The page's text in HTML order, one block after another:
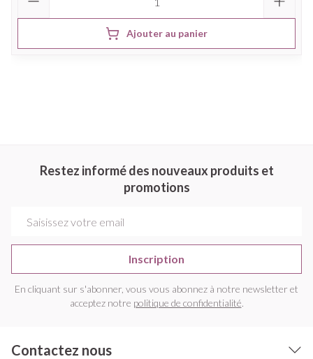
Ajouter au panier
Restez informé des nouveaux produits et
promotions
Inscription
En cliquant sur s'abonner, vous vous abonnez à notre newsletter et
acceptez notre politique de confidentialité.
Contactez nous